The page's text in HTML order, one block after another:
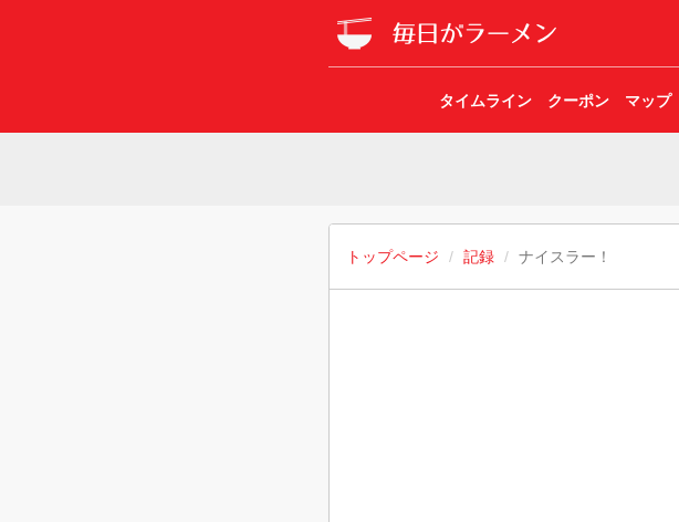
タイムライン クーポン マップ
トップページ 記録 ナイスラー！